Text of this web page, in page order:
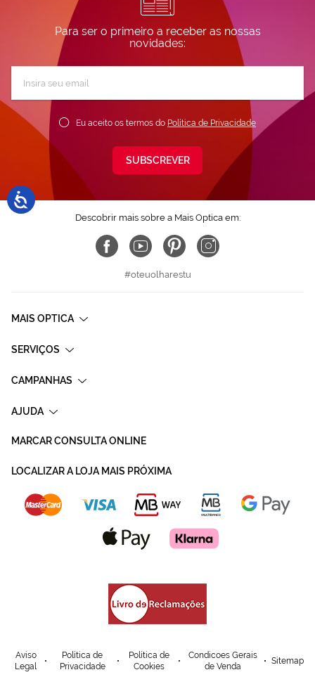
Para ser o primeiro a receber as nossas
novidades:
Newsletter:
Eu aceito os termos do Política de Privacidade
SUBSCREVER
Descobrir mais sobre a Mais Optica em:
#oteuolharestu
MAIS OPTICA
SERVIÇOS
CAMPANHAS
AJUDA
MARCAR CONSULTA ONLINE
LOCALIZAR A LOJA MAIS PRÓXIMA
Aviso
Legal
Política de
Privacidade
Política de
Cookies
Condicoes Gerais
de Venda
Sitemap